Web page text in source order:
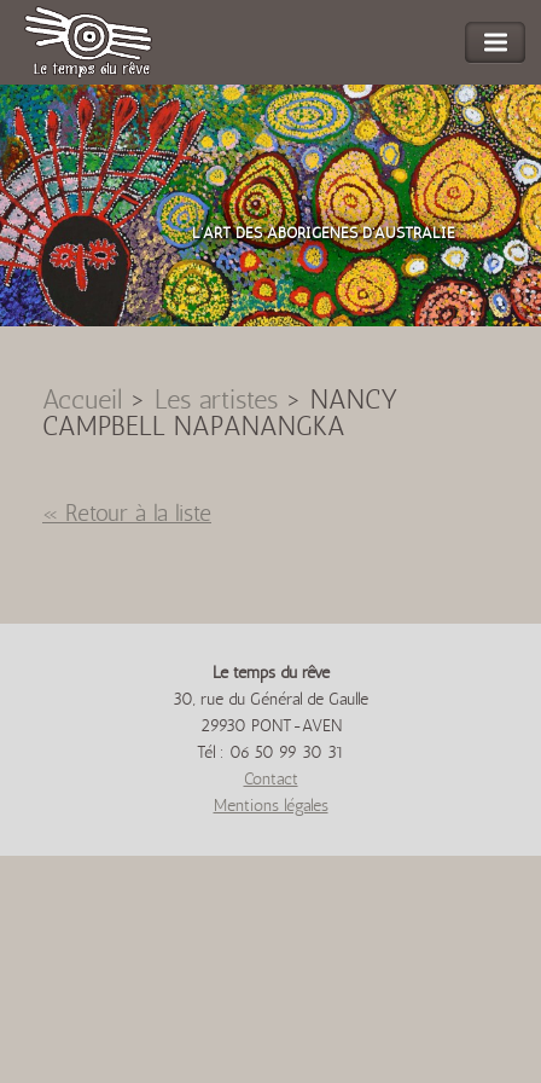
L'ART DES ABORIGENES D'AUSTRALIE
Accueil > Les artistes > NANCY
CAMPBELL NAPANANGKA
« Retour à la liste
Le temps du rêve
30, rue du Général de Gaulle
29930 PONT-AVEN
Tél : 06 50 99 30 31
Contact
Mentions légales